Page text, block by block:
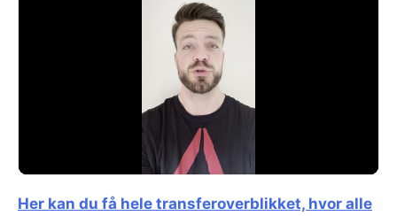
Her kan du få hele transferoverblikket, hvor alle